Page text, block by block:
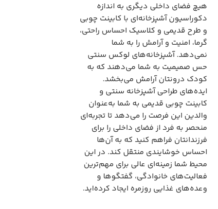
هیچ فضای داخلی دیگری به اندازه
دکوراسیون آشپزخانه‌ای با کابینت چوبی
و طرح قدیمی و کلاسیک احساس راحتی،
گرما، امنیت و آرامش را به شما
نمی‌دهد. آشپزخانه‌های لوکس سنتی
حس صمیمیت به شما می‌دهند که به
کودک درونتان آرامش می‌بخشد.
ایده‌های طراحی آشپزخانه سنتی و
کابینت‌ چوبی قدیمی به شما به‌عنوان
والدین این فرصت را می‌دهد تا تجربه‌ای
منحصر به ‌فرد از فضای داخلی را برای
فرزندانتان فراهم کنید که به آن‌ها
احساس خوشایندی منتقل کند. در این
محیط شما زمینه‌ای عالی برای مهم‌ترین
فعالیت‌های خانوادگی، گفتگوها و
وعده‌های غذایی روزمره ایجاد کرده‌اید.